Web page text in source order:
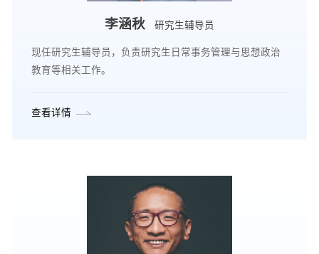
李涵秋 研究生辅导员
现任研究生辅导员，负责研究生日常事务管理与思想政治
教育等相关工作。
查看详情